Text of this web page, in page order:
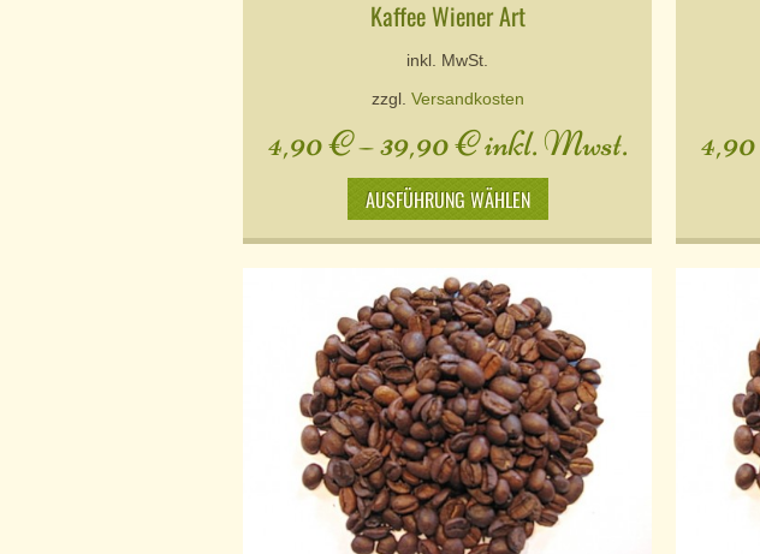
Kaffee Wiener Art
inkl. MwSt.
zzgl. Versandkosten
4,90€–39,90€inkl. Mwst.
AUSFÜHRUNG WÄHLEN
4,90